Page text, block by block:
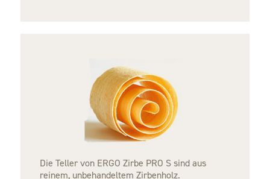
Die Teller von ERGO Zirbe PRO S sind aus
reinem, unbehandeltem Zirbenholz.